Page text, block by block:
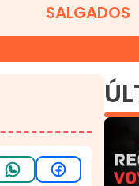
SALGADOS